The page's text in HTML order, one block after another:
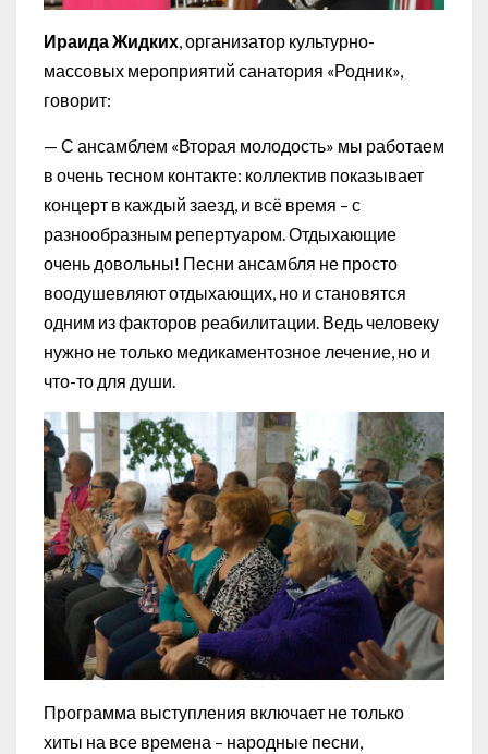
Ираида Жидких , организатор культурно-
массовых мероприятий санатория «Родник»,
говорит:
— С ансамблем «Вторая молодость» мы работаем
в очень тесном контакте: коллектив показывает
концерт в каждый заезд, и всё время – с
разнообразным репертуаром. Отдыхающие
очень довольны! Песни ансамбля не просто
воодушевляют отдыхающих, но и становятся
одним из факторов реабилитации. Ведь человеку
нужно не только медикаментозное лечение, но и
что-то для души.
Программа выступления включает не только
хиты на все времена – народные песни,